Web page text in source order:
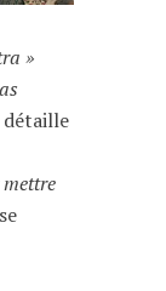
»
détaille